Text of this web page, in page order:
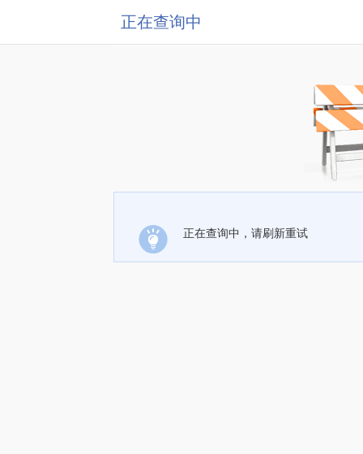
正在查询中
正在查询中，请刷新重试